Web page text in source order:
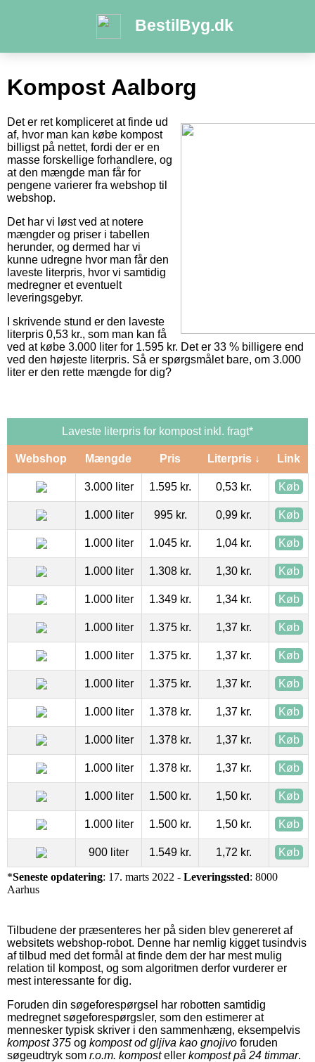
BestilByg.dk
Kompost Aalborg
Det er ret kompliceret at finde ud
af, hvor man kan købe kompost
billigst på nettet, fordi der er en
masse forskellige forhandlere, og
at den mængde man får for
pengene varierer fra webshop til
webshop.
Det har vi løst ved at notere
mængder og priser i tabellen
herunder, og dermed har vi
kunne udregne hvor man får den
laveste literpris, hvor vi samtidig
medregner et eventuelt
leveringsgebyr.
I skrivende stund er den laveste
literpris 0,53 kr., som man kan få
ved at købe 3.000 liter for 1.595 kr. Det er 33 % billigere end
ved den højeste literpris. Så er spørgsmålet bare, om 3.000
liter er den rette mængde for dig?
Laveste literpris for kompost inkl. fragt*
Webshop Mængde Pris Literpris ↓ Link
3.000 liter 1.595 kr. 0,53 kr. Køb
1.000 liter 995 kr. 0,99 kr. Køb
1.000 liter 1.045 kr. 1,04 kr. Køb
1.000 liter 1.308 kr. 1,30 kr. Køb
1.000 liter 1.349 kr. 1,34 kr. Køb
1.000 liter 1.375 kr. 1,37 kr. Køb
1.000 liter 1.375 kr. 1,37 kr. Køb
1.000 liter 1.375 kr. 1,37 kr. Køb
1.000 liter 1.378 kr. 1,37 kr. Køb
1.000 liter 1.378 kr. 1,37 kr. Køb
1.000 liter 1.378 kr. 1,37 kr. Køb
1.000 liter 1.500 kr. 1,50 kr. Køb
1.000 liter 1.500 kr. 1,50 kr. Køb
900 liter 1.549 kr. 1,72 kr. Køb
*Seneste opdatering: 17. marts 2022 - Leveringssted: 8000
Aarhus
Tilbudene der præsenteres her på siden blev genereret af
websitets webshop-robot. Denne har nemlig kigget tusindvis
af tilbud med det formål at finde dem der har mest mulig
relation til kompost, og som algoritmen derfor vurderer er
mest interessante for dig.
Foruden din søgeforespørgsel har robotten samtidig
medregnet søgeforespørgsler, som den estimerer at
mennesker typisk skriver i den sammenhæng, eksempelvis
kompost 375 og kompost od gljiva kao gnojivo foruden
søgeudtryk som r.o.m. komposteller kompost på 24 timmar.